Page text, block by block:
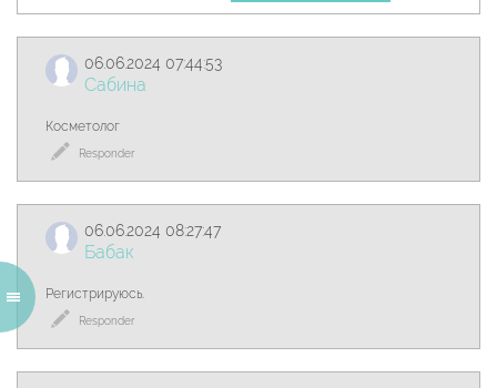
06.06.2024 07:44:53
Сабина
Косметолог
Responder
06.06.2024 08:27:47
Бабак
Регистрируюсь.
Responder